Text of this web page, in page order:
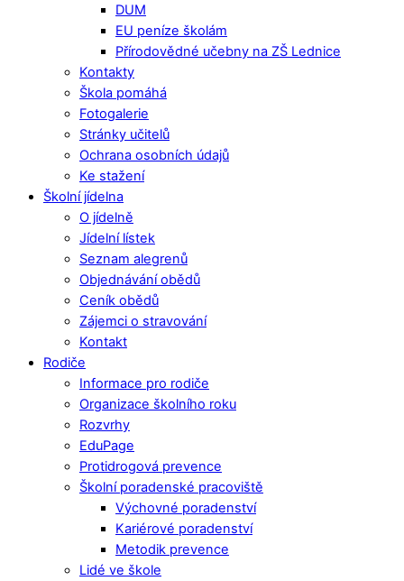
DUM
EU peníze školám
Přírodovědné učebny na ZŠ Lednice
Kontakty
Škola pomáhá
Fotogalerie
Stránky učitelů
Ochrana osobních údajů
Ke stažení
Školní jídelna
O jídelně
Jídelní lístek
Seznam alegrenů
Objednávání obědů
Ceník obědů
Zájemci o stravování
Kontakt
Rodiče
Informace pro rodiče
Organizace školního roku
Rozvrhy
EduPage
Protidrogová prevence
Školní poradenské pracoviště
Výchovné poradenství
Kariérové poradenství
Metodik prevence
Lidé ve škole